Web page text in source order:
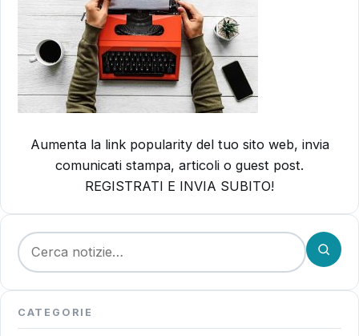
Aumenta la link popularity del tuo sito web, invia
comunicati stampa, articoli o guest post.
REGISTRATI E INVIA SUBITO!
Cerca:
CATEGORIE